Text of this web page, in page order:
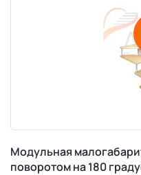
Модульная
поворотом на 180